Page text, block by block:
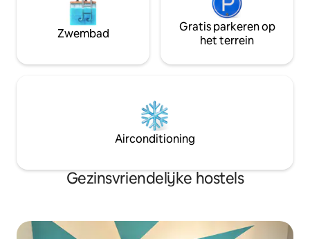
Zwembad
Gratis parkeren op
het terrein
Airconditioning
Gezinsvriendelijke hostels